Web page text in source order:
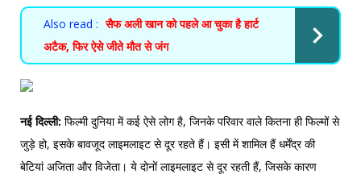
Also read : सैफ अली खान को पहले आ चुका है हार्ट
अटैक, फिर ऐसे जीते मौत से जंग
नई दिल्ली: फिल्मी दुनिया में कई ऐसे लोग है, जिनके परिवार वाले कितना ही फिल्मों से
जुड़े हो, इसके बावजूद लाइमलाइट से दूर रहते हैं। इसी में शामिल हैं धर्मेंद्र की
बेटियां अजिता और विजेता। ये दोनों लाइमलाइट से दूर रहती हैं, जिसके कारण